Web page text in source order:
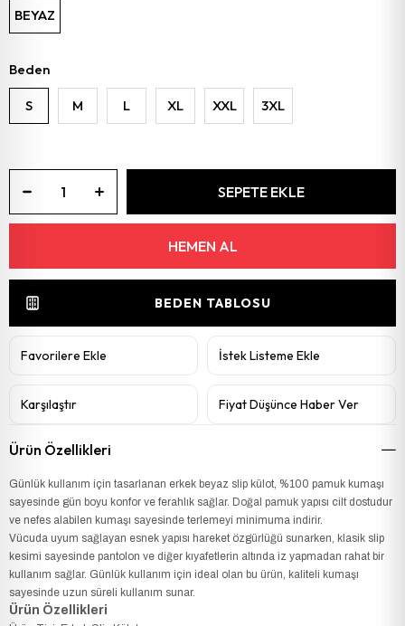
BEYAZ
Beden
S M L XL XXL 3XL
BEDEN TABLOSU
Favorilere Ekle İstek Listeme Ekle
Karşılaştır Fiyat Düşünce Haber Ver
Ürün Özellikleri
Günlük kullanım için tasarlanan erkek beyaz slip külot, %100 pamuk kumaşı
sayesinde gün boyu konfor ve ferahlık sağlar. Doğal pamuk yapısı cilt dostudur
ve nefes alabilen kumaşı sayesinde terlemeyi minimuma indirir.
Vücuda uyum sağlayan esnek yapısı hareket özgürlüğü sunarken, klasik slip
kesimi sayesinde pantolon ve diğer kıyafetlerin altında iz yapmadan rahat bir
kullanım sağlar. Günlük kullanım için ideal olan bu ürün, kaliteli kumaşı
sayesinde uzun süreli kullanım sunar.
Ürün Özellikleri